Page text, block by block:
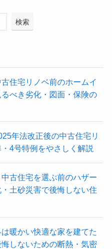
検索
住宅リノベ前のホームイ
べき劣化・図面・保険の
年法改正後の中古住宅リ
4号特例をやさしく解説
古住宅を選ぶ前のハザー
土砂災害で後悔しない住
暖かい快適な家を建てた
しないための断熱・気密